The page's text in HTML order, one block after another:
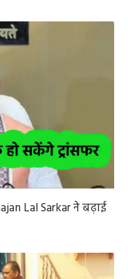
Lal Sarkar ने बढ़ाई